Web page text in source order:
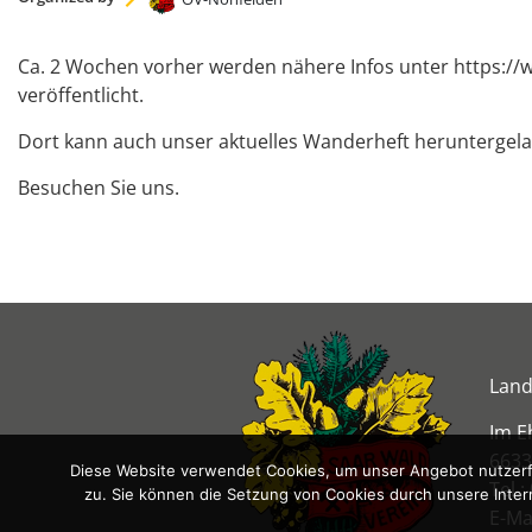
Ca. 2 Wochen vorher werden nähere Infos unter https://
veröffentlicht.
Dort kann auch unser aktuelles Wanderheft
Besuchen Sie uns.
Im
Tel.:
E-
Diese Website verwendet Cookies, um unser Angebot
zu. Sie können die Setzung von Cookies durch unsere